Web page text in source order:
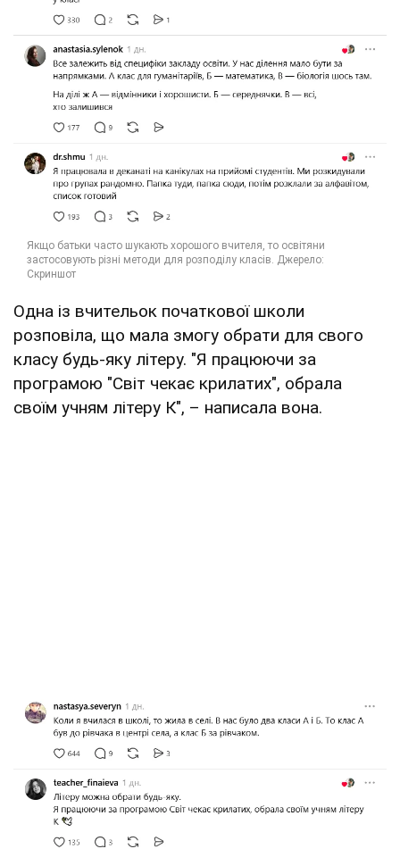
Одна із вчительок початкової школи
розповіла, що мала змогу обрати для свого
класу будь-яку літеру. "Я працюючи за
програмою "Світ чекає крилатих", обрала
своїм учням літеру К", – написала вона.